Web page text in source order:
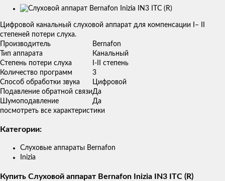
Изображения
​​Цифровой канальный слуховой аппарат для компенсации I– II
степеней потери слуха.
Производитель
Bernafon
Тип аппарата
Канальный
Степень потери слуха
I-II степень
Количество программ
3
Способ обработки звука
Цифровой
Подавление обратной связиДа
Шумоподавление
Да
посмотреть все характеристики
Категории:
Слуховые аппараты Bernafon
Inizia
Купить Слуховой аппарат Bernafon Inizia IN3 ITC (R)